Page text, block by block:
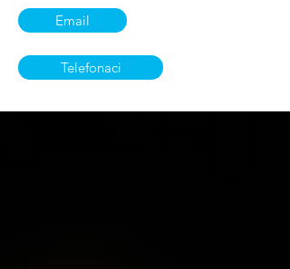
Email
Telefonaci